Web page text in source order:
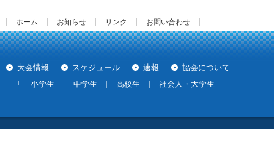
ホーム お知らせ リンク お問い合わせ
大会情報 スケジュール 速報
協会について
小学生
中学生 高校生 社会人・大学生